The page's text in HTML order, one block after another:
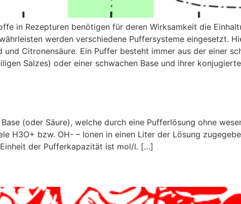
in Rezepturen benötigen für deren Wirksamkeit die
werden verschiedene Puffersysteme eingesetzt.
Citronensäure. Ein Puffer besteht immer aus der einer
Salzes) oder einer schwachen Base und ihrer
(oder Säure), welche durch eine Pufferlösung ohne
H3O+ bzw. OH- – Ionen in einen Liter der Lösung
der Pufferkapazität ist mol/l. […]